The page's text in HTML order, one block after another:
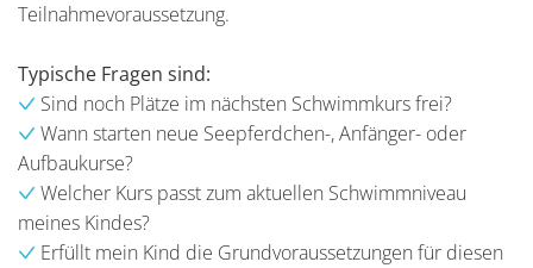
Teilnahmevoraussetzung.
Typische Fragen sind:
Sind noch Plätze im nächsten Schwimmkurs frei?
Wann starten neue Seepferdchen-, Anfänger- oder
Aufbaukurse?
Welcher Kurs passt zum aktuellen Schwimmniveau
meines Kindes?
Erfüllt mein Kind die Grundvoraussetzungen für diesen